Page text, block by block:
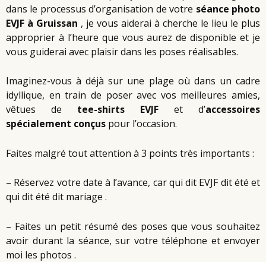
dans le processus d’organisation de votre séance photo
EVJF à Gruissan , je vous aiderai à cherche le lieu le plus
approprier à l’heure que vous aurez de disponible et je
vous guiderai avec plaisir dans les poses réalisables.
Imaginez-vous à déjà sur une plage où dans un cadre
idyllique, en train de poser avec vos meilleures amies,
vêtues de tee-shirts EVJF et d’accessoires
spécialement conçus pour l’occasion.
Faites malgré tout attention à 3 points très importants :
– Réservez votre date à l’avance, car qui dit EVJF dit été et
qui dit été dit mariage .
– Faites un petit résumé des poses que vous souhaitez
avoir durant la séance, sur votre téléphone et envoyer
moi les photos .